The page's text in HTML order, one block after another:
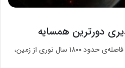
دورترین همسایه
در اعماق صورت فلکی ماکیان و در فاصله‌ی حدود ۱۸۰۰ سال نوری از زمین،